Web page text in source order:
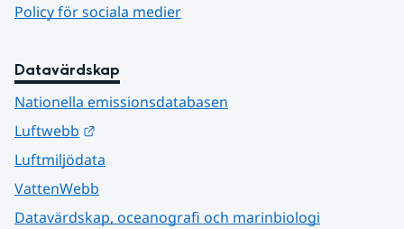
Policy för sociala medier
Datavärdskap
Nationella emissionsdatabasen
Luftwebb
Luftmiljödata
VattenWebb
Datavärdskap, oceanografi och marinbiologi